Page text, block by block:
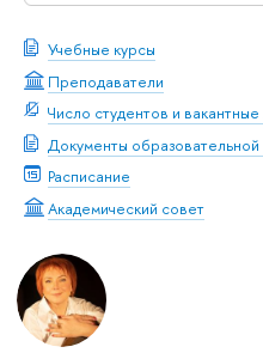
Учебные курсы
Преподаватели
Число студентов и
Документы
Расписание
Академический совет